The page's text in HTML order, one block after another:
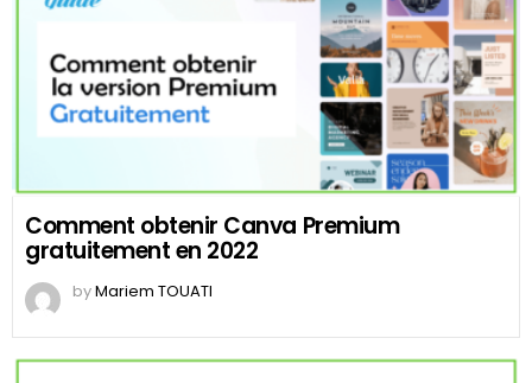
Comment obtenir Canva Premium
gratuitement en 2022
byMariem TOUATI